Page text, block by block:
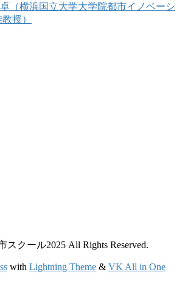
（横浜国立大学大学院都市イノベーシ
授）
スクール2025 All Rights Reserved.
with Lightning Theme & VK All in One